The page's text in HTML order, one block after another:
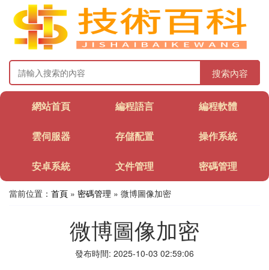
搜索內容
網站首頁 編程語言 編程軟體
雲伺服器 存儲配置 操作系統
安卓系統 文件管理 密碼管理
當前位置： 首頁 » 密碼管理 » 微博圖像加密
微博圖像加密
發布時間: 2025-10-03 02:59:06